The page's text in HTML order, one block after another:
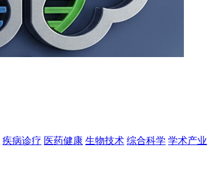
疾病诊疗 医药健康 生物技术 综合科学 学术产业